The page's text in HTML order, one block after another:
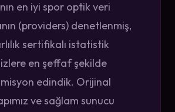
en iyi spor optik veri
(providers) denetlenmiş,
sertifikalı istatistik
en şeffaf şekilde
misyon edindik. Orijinal
ve sağlam sunucu